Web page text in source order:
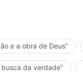
e a obra de Deus”
busca da verdade”